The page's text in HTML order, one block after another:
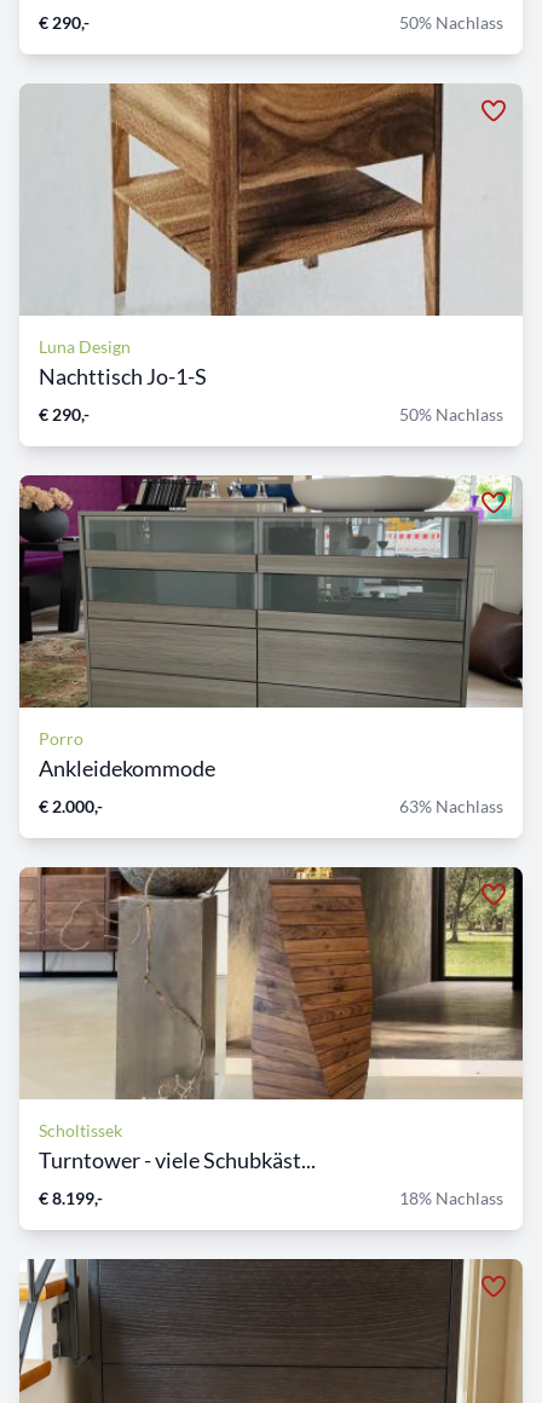
€ 290,- 50% Nachlass
Luna Design
Nachttisch Jo-1-S
€ 290,- 50% Nachlass
Porro
Ankleidekommode
€ 2.000,- 63% Nachlass
Scholtissek
Turntower - viele Schubkäst...
€ 8.199,- 18% Nachlass